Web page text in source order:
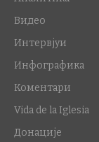
Видео
Интервјуи
Инфографика
Коментари
Vida de la Iglesia
Донације